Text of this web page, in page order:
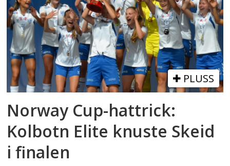
PLUSS
Norway Cup-hattrick:
Kolbotn Elite knuste Skeid
i finalen